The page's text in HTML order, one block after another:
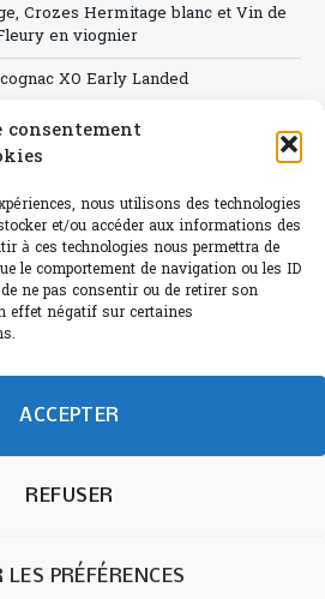
consentement
nous utilisons des technologies
et/ou accéder aux informations des
à ces technologies nous permettra de
le comportement de navigation ou les ID
ne pas consentir ou de retirer son
effet négatif sur certaines
ACCEPTER
REFUSER
LES PRÉFÉRENCES
Crozes Hermitage blanc et Vin de
en viognier
XO Early Landed
à « l’heure espagnole » ?
dangereux pour la santé.
Bistro Editions - SARL de Presse -
légales etRGPD